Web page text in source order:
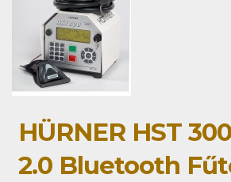
HÜRNER HST
2.0 Bluetooth